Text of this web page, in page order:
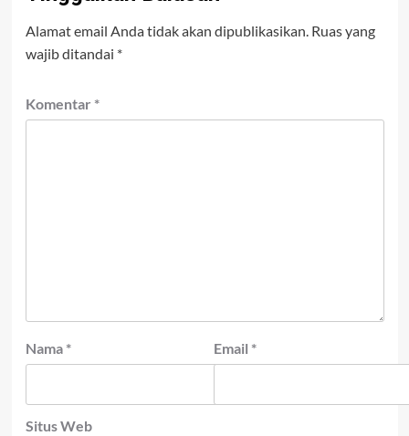
Alamat email Anda tidak akan dipublikasikan. Ruas yang
wajib ditandai *
Komentar *
Nama * Email *
Situs Web